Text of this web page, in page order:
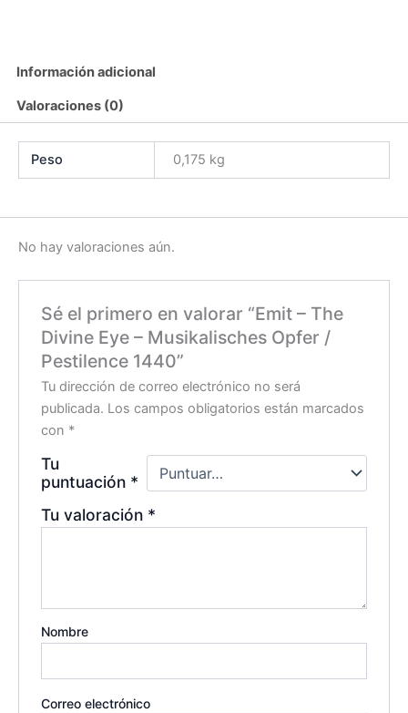
1440
cantidad
Información adicional
Valoraciones (0)
Peso 0,175 kg
No hay valoraciones aún.
Sé el primero en valorar “Emit – The
Divine Eye – Musikalisches Opfer /
Pestilence 1440”
Tu dirección de correo electrónico no será
publicada. Los campos obligatorios están marcados
con *
Tu
puntuación *
Tu valoración *
Nombre
Correo electrónico